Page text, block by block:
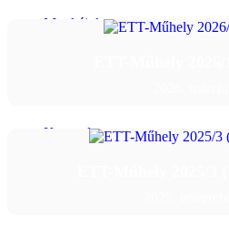
Munkáink
Kapcsolat